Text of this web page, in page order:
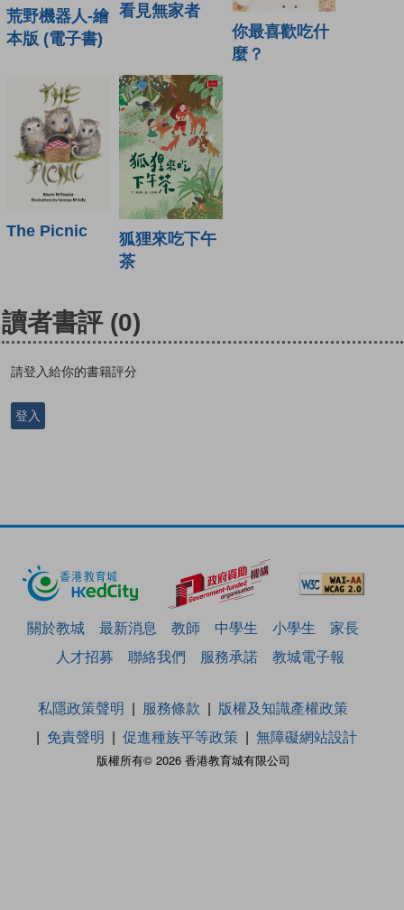
荒野機器人-繪
本版 (電子書)
看見無家者
你最喜歡吃什
麼？
The Picnic
狐狸來吃下午
茶
讀者書評 (0)
請登入給你的書籍評分
登入
關於教城 最新消息 教師 中學生 小學生
家長
人才招募
聯絡我們 服務承諾 教城電子報
版權所有© 2026 香港教育城有限公司
私隱政策聲明 服務條款
版權及知識產權政策
免責聲明
促進種族平等政策 無障礙網站設計